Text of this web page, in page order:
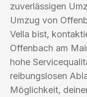
zuverlässigen
Umzug von
Vella bist,
Offenbach am
hohe
reibungslosen
Möglichkeit,